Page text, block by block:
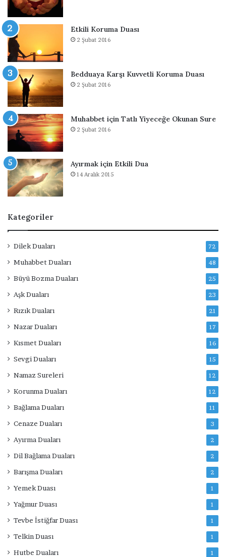
n
D
u
a
Etkili Koruma Duası
2 Şubat 2016
Bedduaya Karşı Kuvvetli Koruma Duası
2 Şubat 2016
Muhabbet için Tatlı Yiyeceğe Okunan Sure
2 Şubat 2016
Ayırmak için Etkili Dua
14 Aralık 2015
Kategoriler
Dilek Duaları 72
Muhabbet Duaları 48
Büyü Bozma Duaları 25
Aşk Duaları 23
Rızık Duaları 21
Nazar Duaları 17
Kısmet Duaları 16
Sevgi Duaları 15
Namaz Sureleri 12
Korunma Duaları 12
Bağlama Duaları 11
Cenaze Duaları 3
Ayırma Duaları 2
Dil Bağlama Duaları 2
Barışma Duaları 2
Yemek Duası 1
Yağmur Duası 1
Tevbe İstiğfar Duası 1
Telkin Duası 1
Hutbe Duaları 1